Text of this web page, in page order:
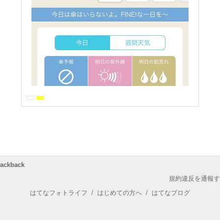
規約違反を通報
はてなフォトライフ / はじめての方へ / はてなブログ